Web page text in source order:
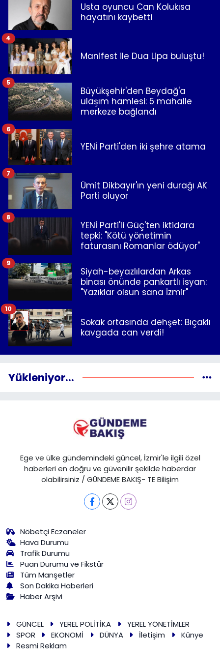
Usta oyuncu Can Kolukısa
hayatını kaybetti
Manifest ile Dua Lipa buluştu!
4
Büyükşehir'den Beydağ'a
ulaşım hamlesi: 5 mahalle
merkeze bağlandı
5
YENİ Parti'den iki şehre atama
6
Ümit Dikbayır'ın yeni durağı AK
Parti oluyor
7
YENİ Parti'li Güç'ten iktidara
tepki: "Kötü yönetimin
faturasını Romanlar ödüyor"
8
Siyah-beyazlılardan Arkas
binası önünde pankartlı isyan:
"Yazıklar olsun sana İzmir"
9
Sokak ortasında dehşet: Bıçaklı
kavgada can verdi!
10
Yükleniyor...
Ege ve ülke gündemindeki güncel, İzmir'le ilgili özel
haberleri en doğru ve güvenilir şekilde haberdar
olabilirsiniz / GÜNDEME BAKIŞ- TE Bilişim
Nöbetçi Eczaneler
Hava Durumu
Trafik Durumu
Puan Durumu ve Fikstür
Tüm Manşetler
Son Dakika Haberleri
Haber Arşivi
GÜNCEL YEREL POLİTİKA
YEREL YÖNETİMLER
SPOR
EKONOMİ DÜNYA İletişim
Künye
Resmi Reklam